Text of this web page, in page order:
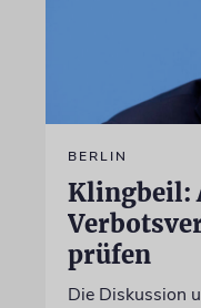
BERLIN
Klingbeil:
prüfen
Die Diskussion